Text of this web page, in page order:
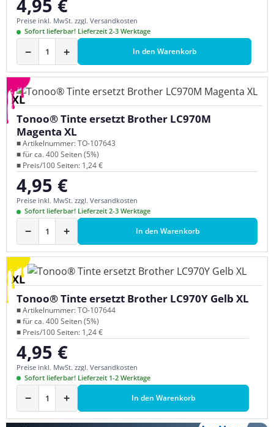
Regulärer Preis:
4,95 €
Preise inkl. MwSt. zzgl. Versandkosten
Sofort lieferbar! Lieferzeit 2-3 Werktage
− + In den Warenkorb
XL
Tonoo® Tinte ersetzt Brother LC970M
Magenta XL
■ Artikelnummer: TO-107643
■ für ca. 400 Seiten (5%)
■ Preis/100 Seiten: 1,24 €
Regulärer Preis:
4,95 €
Preise inkl. MwSt. zzgl. Versandkosten
Sofort lieferbar! Lieferzeit 2-3 Werktage
− + In den Warenkorb
XL
Tonoo® Tinte ersetzt Brother LC970Y Gelb XL
■ Artikelnummer: TO-107644
■ für ca. 400 Seiten (5%)
■ Preis/100 Seiten: 1,24 €
Regulärer Preis:
4,95 €
Preise inkl. MwSt. zzgl. Versandkosten
Sofort lieferbar! Lieferzeit 1-2 Werktage
− + In den Warenkorb